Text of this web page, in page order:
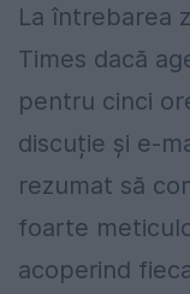
La întrebarea
Times dacă
pentru cinci
discuție și e-
rezumat să
foarte
acoperind